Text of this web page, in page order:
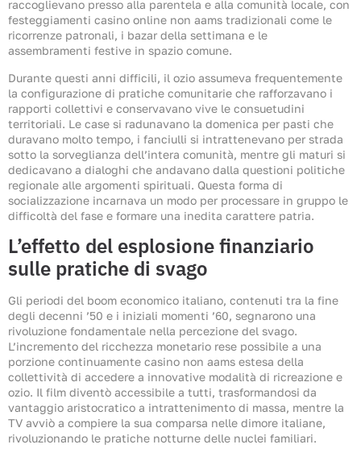
raccoglievano presso alla parentela e alla comunità locale, con
festeggiamenti casino online non aams tradizionali come le
ricorrenze patronali, i bazar della settimana e le
assembramenti festive in spazio comune.
Durante questi anni difficili, il ozio assumeva frequentemente
la configurazione di pratiche comunitarie che rafforzavano i
rapporti collettivi e conservavano vive le consuetudini
territoriali. Le case si radunavano la domenica per pasti che
duravano molto tempo, i fanciulli si intrattenevano per strada
sotto la sorveglianza dell’intera comunità, mentre gli maturi si
dedicavano a dialoghi che andavano dalla questioni politiche
regionale alle argomenti spirituali. Questa forma di
socializzazione incarnava un modo per processare in gruppo le
difficoltà del fase e formare una inedita carattere patria.
L’effetto del esplosione finanziario
sulle pratiche di svago
Gli periodi del boom economico italiano, contenuti tra la fine
degli decenni ’50 e i iniziali momenti ’60, segnarono una
rivoluzione fondamentale nella percezione del svago.
L’incremento del ricchezza monetario rese possibile a una
porzione continuamente casino non aams estesa della
collettività di accedere a innovative modalità di ricreazione e
ozio. Il film diventò accessibile a tutti, trasformandosi da
vantaggio aristocratico a intrattenimento di massa, mentre la
TV avviò a compiere la sua comparsa nelle dimore italiane,
rivoluzionando le pratiche notturne delle nuclei familiari.